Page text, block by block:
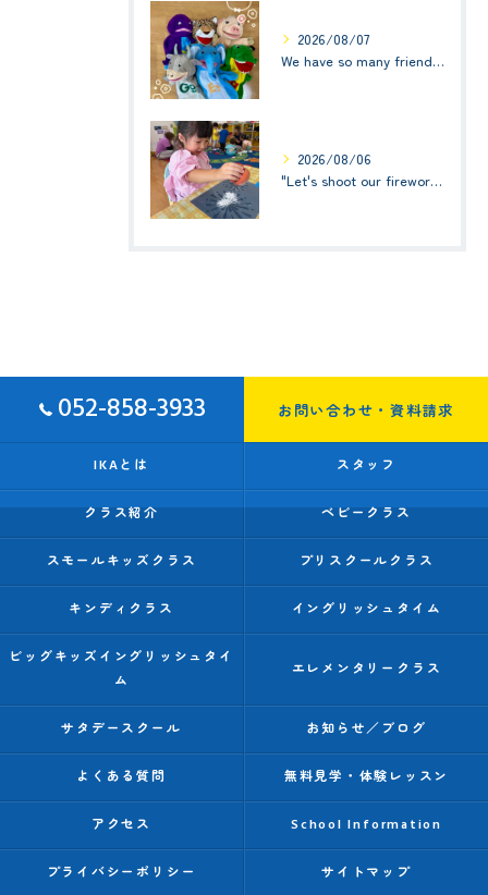
2026/08/07
We have so many friends in this classroom! (お友達いっぱい！)Small Kids☆1歳児クラス
2026/08/06
"Let's shoot our fireworks!" (みんなで花火を打ち上げよう！) ☆ Preschool (2歳児クラス)
052-858-3933 お問い合わせ・資料請求
IKAとは スタッフ
クラス紹介 ベビークラス
スモールキッズクラス プリスクールクラス
キンディクラス イングリッシュタイム
ビッグキッズイングリッシュタイ
ム
エレメンタリークラス
サタデースクール お知らせ／ブログ
よくある質問 無料見学・体験レッスン
アクセス School Information
プライバシーポリシー サイトマップ